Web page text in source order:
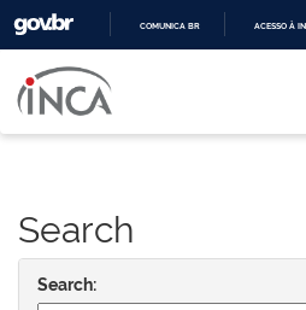
COMUNICA BR ACESSO À
navigation
Search
Search: